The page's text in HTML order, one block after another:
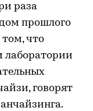
раза
прошлого
что
лаборатории
говорят